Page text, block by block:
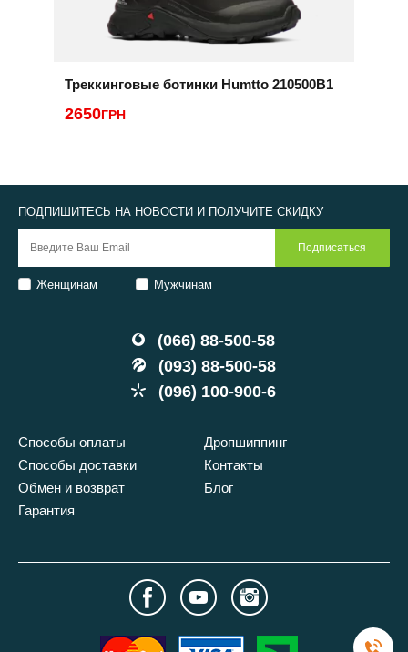
Треккинговые ботинки Humtto 210500B1
2650ГРН
(066) 88-500-58
(093) 88-500-58
(096) 100-900-6
Способы оплаты
Способы доставки
Обмен и возврат
Гарантия
Дропшиппинг
Контакты
Блог
ПОДПИШИТЕСЬ НА НОВОСТИ И ПОЛУЧИТЕ СКИДКУ
Женщинам Мужчинам